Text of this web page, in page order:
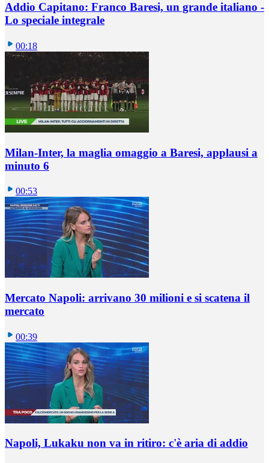
Addio Capitano: Franco Baresi, un grande italiano -
Lo speciale integrale
00:18
Milan-Inter, la maglia omaggio a Baresi, applausi a
minuto 6
00:53
Mercato Napoli: arrivano 30 milioni e si scatena il
mercato
00:39
Napoli, Lukaku non va in ritiro: c'è aria di addio